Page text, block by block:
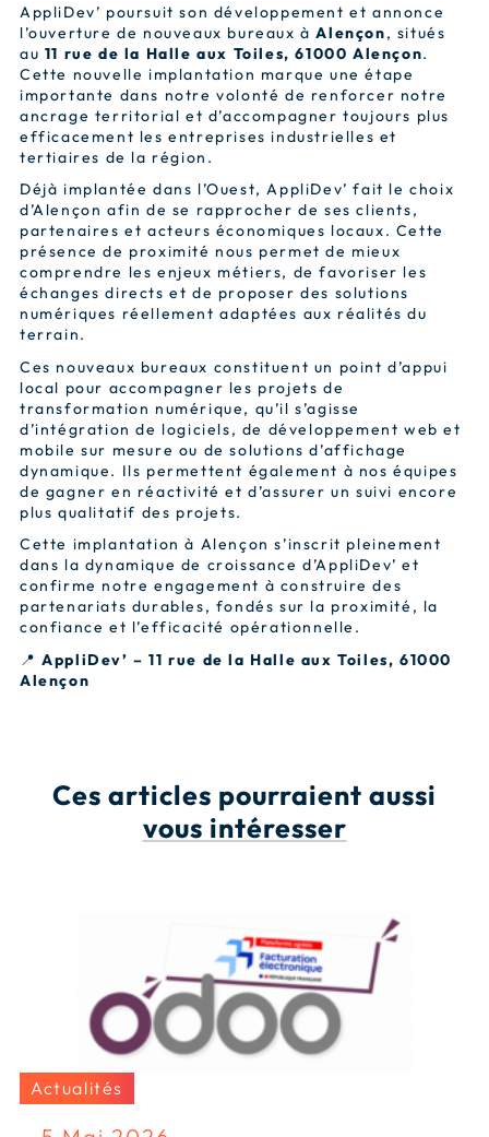
AppliDev’ poursuit son développement et annonce
l’ouverture de nouveaux bureaux àAlençon, situés
au 11 rue de la Halle aux Toiles, 61000 Alençon.
Cette nouvelle implantation marque une étape
importante dans notre volonté de renforcer notre
ancrage territorial et d’accompagner toujours plus
efficacement les entreprises industrielles et
tertiaires de la région.
Déjà implantée dans l’Ouest, AppliDev’ fait le choix
d’Alençon afin de se rapprocher de ses clients,
partenaires et acteurs économiques locaux. Cette
présence de proximité nous permet de mieux
comprendre les enjeux métiers, de favoriser les
échanges directs et de proposer des solutions
numériques réellement adaptées aux réalités du
terrain.
Ces nouveaux bureaux constituent un point d’appui
local pour accompagner les projets de
transformation numérique, qu’il s’agisse
d’intégration de logiciels, de développement web et
mobile sur mesure ou de solutions d’affichage
dynamique. Ils permettent également à nos équipes
de gagner en réactivité et d’assurer un suivi encore
plus qualitatif des projets.
Cette implantation à Alençon s’inscrit pleinement
dans la dynamique de croissance d’AppliDev’ et
confirme notre engagement à construire des
partenariats durables, fondés sur la proximité, la
confiance et l’efficacité opérationnelle.
📍AppliDev’ – 11 rue de la Halle aux Toiles, 61000
Alençon
Ces articles pourraient aussi
vous intéresser
Actualités